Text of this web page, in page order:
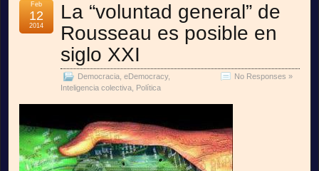
La “voluntad general” de
Rousseau es posible en
siglo XXI
Democracia eDemocracy,
Inteligencia colectiva Política
No Responses »
Feb
12
2014